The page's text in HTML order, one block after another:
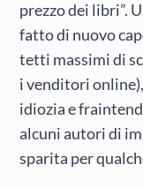
prezzo dei libri”.
fatto di nuovo
tetti massimi di
i venditori
idiozia e
alcuni autori di
sparita per